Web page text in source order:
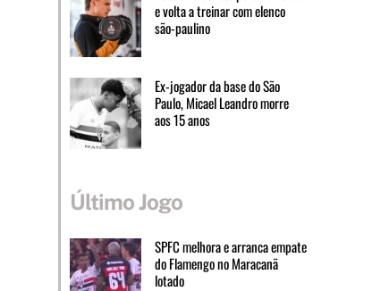
e volta a treinar com elenco
são-paulino
Ex-jogador da base do São
Paulo, Micael Leandro morre
aos 15 anos
Último Jogo
SPFC melhora e arranca empate
do Flamengo no Maracanã
lotado